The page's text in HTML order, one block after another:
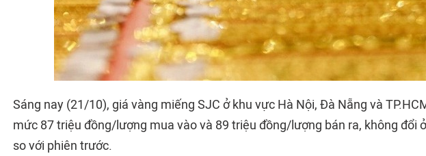
Sáng nay (21/10), giá vàng miếng SJC ở khu vực Hà Nội, Đà Nẵng và
mức 87 triệu đồng/lượng mua vào và 89 triệu đồng/lượng bán ra, không đổi
so với phiên trước.